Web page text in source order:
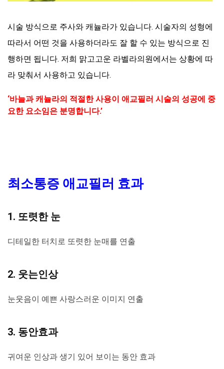
시술 방식으로 주사와 캐뉼라가 있습니다. 시술자의 성형에
따라서 어떤 것을 사용하더라도 잘 할 수 있는 방식으로 진
행하면 됩니다. 저희 맑고고운 라벨라의원에서는 상황에 따
라 맞춰서 사용하고 있습니다.
‘바늘과 캐뉼라의 적절한 사용이 애교필러 시술의 성공에 중
요한 요소임은 분명합니다.’
최소통증 애교필러 효과
1. 또렷한 눈
디테일한 터치로 또렷한 눈매를 연출
2. 웃는인상
눈웃음이 예쁜 사랑스러운 이미지 연출
3. 동안효과
귀여운 인상과 생기 있어 보이는 동안 효과